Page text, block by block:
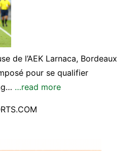
de l’AEK Larnaca, Bordeaux
pour se qualifier
…read more